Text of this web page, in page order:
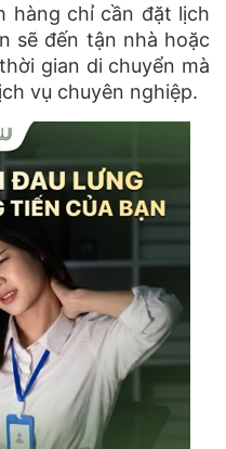
hàng chỉ cần đặt lịch
sẽ đến tận nhà hoặc
gian di chuyển mà
vụ chuyên nghiệp.